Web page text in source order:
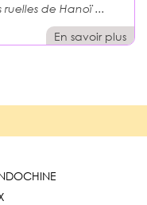
de Hanoï ...
En savoir plus